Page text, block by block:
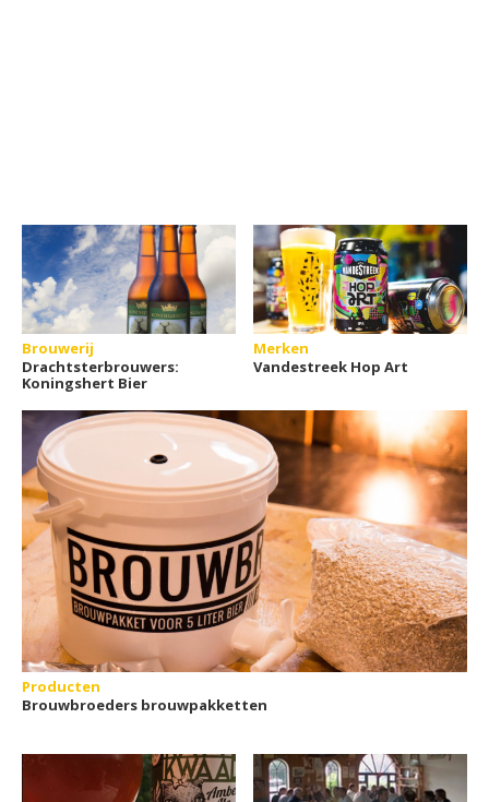
Brouwerij
Drachtsterbrouwers:
Koningshert Bier
Merken
Vandestreek Hop Art
Producten
Brouwbroeders brouwpakketten